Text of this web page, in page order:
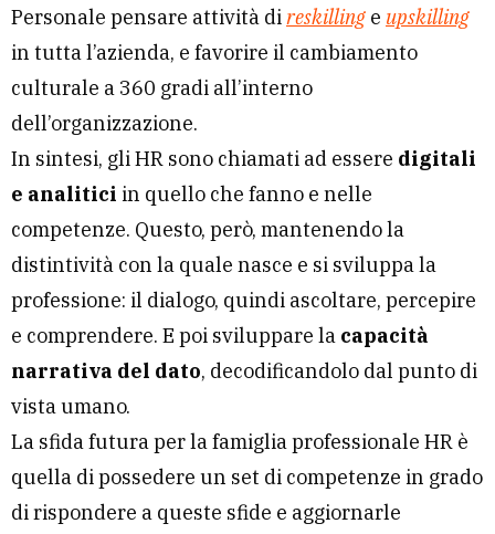
Personale pensare attività direskilling e upskilling
in tutta l’azienda, e favorire il cambiamento
culturale a 360 gradi all’interno
dell’organizzazione.
In sintesi, gli HR sono chiamati ad essere digitali
e analitici in quello che fanno e nelle
competenze. Questo, però, mantenendo la
distintività con la quale nasce e si sviluppa la
professione: il dialogo, quindi ascoltare, percepire
e comprendere. E poi sviluppare la capacità
narrativa del dato, decodificandolo dal punto di
vista umano.
La sfida futura per la famiglia professionale HR è
quella di possedere un set di competenze in grado
di rispondere a queste sfide e aggiornarle